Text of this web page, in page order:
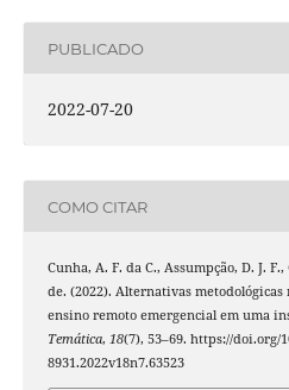
PUBLICADO
2022-07-20
COMO CITAR
Cunha, A. F. da C., Assumpção, D. J.
de. (2022). Alternativas
ensino remoto emergencial em uma
Temática, 18(7), 53–69. https://doi.org/
8931.2022v18n7.63523